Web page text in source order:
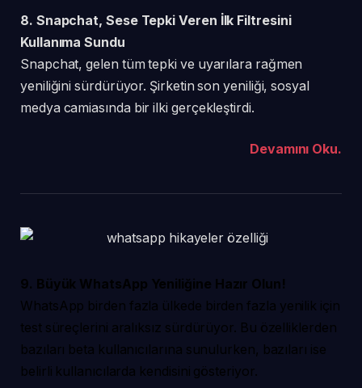
8. Snapchat, Sese Tepki Veren İlk Filtresini
Kullanıma Sundu
Snapchat, gelen tüm tepki ve uyarılara rağmen
yeniliğini sürdürüyor. Şirketin son yeniliği, sosyal
medya camiasında bir ilki gerçekleştirdi.
Devamını Oku.
9. Büyük WhatsApp Yeniliğine Hazır Olun!
WhatsApp birden fazla ülkede birden fazla yenilik için
test süreçlerini aralıksız sürdürüyor. Bu özelliklerden
bazıları beta kullanıcılarına sunulurken, bazıları ise
belirli kullanıcılarda kendisini gösteriyor.